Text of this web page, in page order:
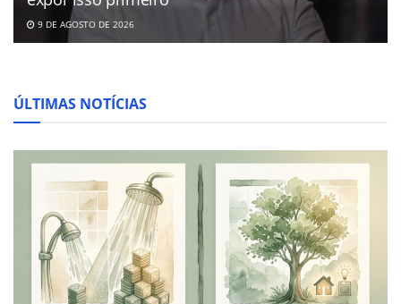
9 DE AGOSTO DE 2026
ÚLTIMAS NOTÍCIAS